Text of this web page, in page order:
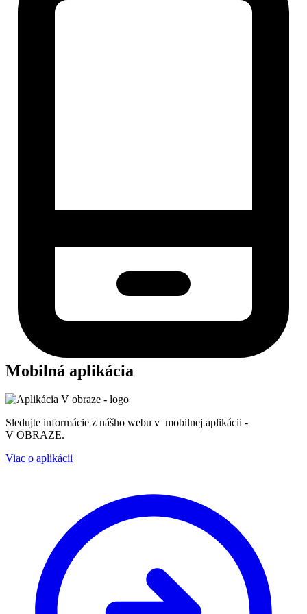
Mobilná aplikácia
Sledujte informácie z nášho webu v mobilnej aplikácii -
V OBRAZE.
Viac o aplikácii